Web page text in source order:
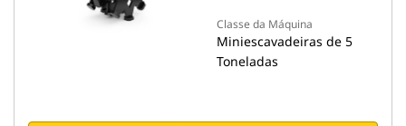
Classe da Máquina
Miniescavadeiras de 5
Toneladas